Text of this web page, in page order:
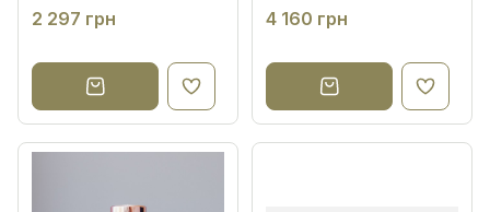
2 297 грн 4 160 грн